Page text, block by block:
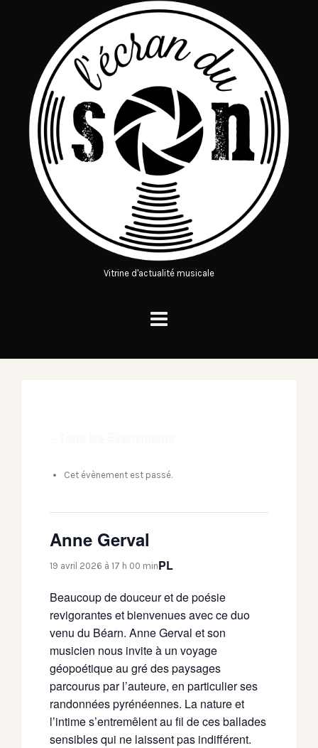
Vitrine d'actualité musicale
Cet évènement est passé.
Anne Gerval
19 avril 2026 à 17 h 00 minPL
Beaucoup de douceur et de poésie
revigorantes et bienvenues avec ce duo
venu du Béarn. Anne Gerval et son
musicien nous invite à un voyage
géopoétique au gré des paysages
parcourus par l’auteure, en particulier ses
randonnées pyrénéennes. La nature et
l’intime s’entremêlent au fil de ces ballades
sensibles qui ne laissent pas indifférent.